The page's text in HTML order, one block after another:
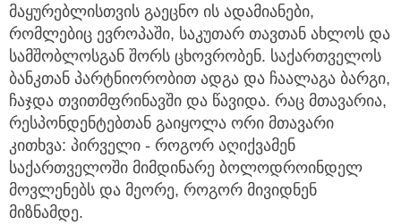
მაყურებლისთვის გაეცნო ის ადამიანები,
რომლებიც ევროპაში, საკუთარ თავთან ახლოს და
სამშობლოსგან შორს ცხოვრობენ. საქართველოს
ბანკთან პარტნიორობით ადგა და ჩაალაგა ბარგი,
ჩაჯდა თვითმფრინავში და წავიდა. რაც მთავარია,
რესპონდენტებთან გაიყოლა ორი მთავარი
კითხვა: პირველი - როგორ აღიქვამენ
საქართველოში მიმდინარე ბოლოდროინდელ
მოვლენებს და მეორე, როგორ მივიდნენ
მიზნამდე.